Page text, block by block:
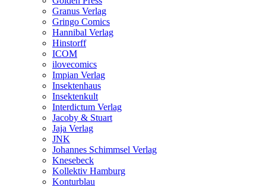
Granus Verlag
Gringo Comics
Hannibal Verlag
Hinstorff
ICOM
ilovecomics
Impian Verlag
Insektenhaus
Insektenkult
Interdictum Verlag
Jacoby & Stuart
Jaja Verlag
JNK
Johannes Schimmsel Verlag
Knesebeck
Kollektiv Hamburg
Konturblau